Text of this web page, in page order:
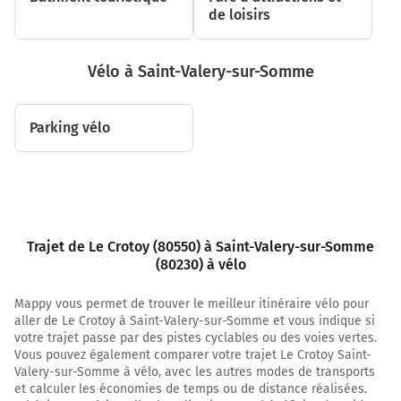
Prendre à gauche D 104 et continuer sur 400 mètres
700 m
continuer sur 500 mètres
1,1 km
1,6 km
Prendre légèrement à droite la piste cyclable la voie et
Prendre à droite la piste cyclable la voie et continuer
sur 3,0 kilomètres
8,8 km
11,8 km
de loisirs
Vélo à Saint-Valery-sur-Somme
Parking vélo
Trajet de Le Crotoy (80550) à Saint-Valery-sur-Somme
(80230) à vélo
Mappy vous permet de trouver le meilleur itinéraire vélo pour
aller de Le Crotoy à Saint-Valery-sur-Somme et vous indique si
votre trajet passe par des pistes cyclables ou des voies vertes.
Vous pouvez également comparer votre trajet Le Crotoy Saint-
Valery-sur-Somme à vélo, avec les autres modes de transports
et calculer les économies de temps ou de distance réalisées.